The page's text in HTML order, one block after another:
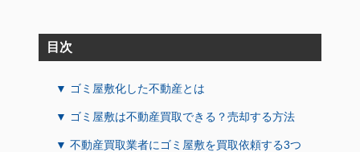
目次
▼ ゴミ屋敷化した不動産とは
▼ ゴミ屋敷は不動産買取できる？売却する方法
▼ 不動産買取業者にゴミ屋敷を買取依頼する3つ